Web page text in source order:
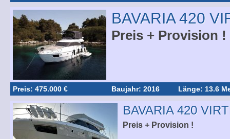
BAVARIA 420
Preis + Provision !
Preis: 475.000 € Baujahr: 2016 Länge: 13.6
BAVARIA 420
Preis + Provision !